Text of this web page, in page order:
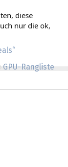
GPU-Rangliste
diese
nur die ok,